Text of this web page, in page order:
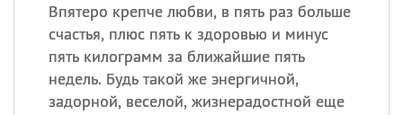
Впятеро крепче любви, в пять раз больше
счастья, плюс пять к здоровью и минус
пять килограмм за ближайшие пять
недель. Будь такой же энергичной,
задорной, веселой, жизнерадостной еще